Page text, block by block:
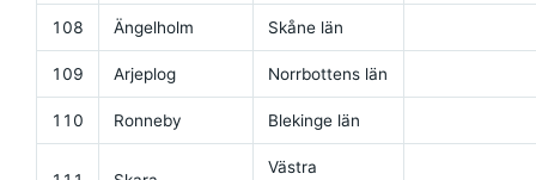
108 Ängelholm Skåne län
109 Arjeplog Norrbottens län
110 Ronneby Blekinge län
Västra